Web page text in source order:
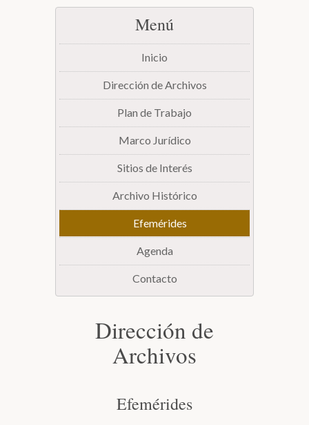
Junta de Coordinación Política
Comisiones
Biblioteca
Secretarías
Transparencia
Menú
Inicio
Dirección de Archivos
Plan de Trabajo
Marco Jurídico
Sitios de Interés
Archivo Histórico
Efemérides
Agenda
Contacto
Dirección de
Archivos
Efemérides